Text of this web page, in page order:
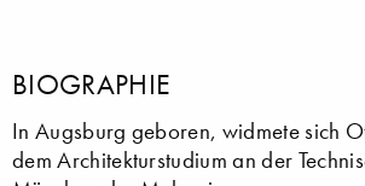
BIOGRAPHIE
In Augsburg geboren, widmete sich
dem Architekturstudium an der